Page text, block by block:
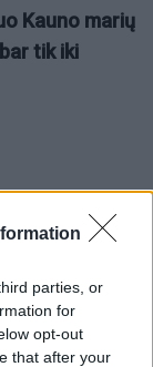
parties, or
for
opt-out
that after your
Kauno marių
tik iki